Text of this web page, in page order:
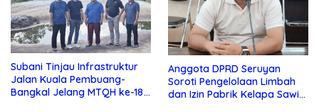
Subani Tinjau Infrastruktur
Jalan Kuala Pembuang-
Bangkal Jelang MTQH ke-18
Anggota DPRD Seruyan
Soroti Pengelolaan Limbah
dan Izin Pabrik Kelapa Sawit